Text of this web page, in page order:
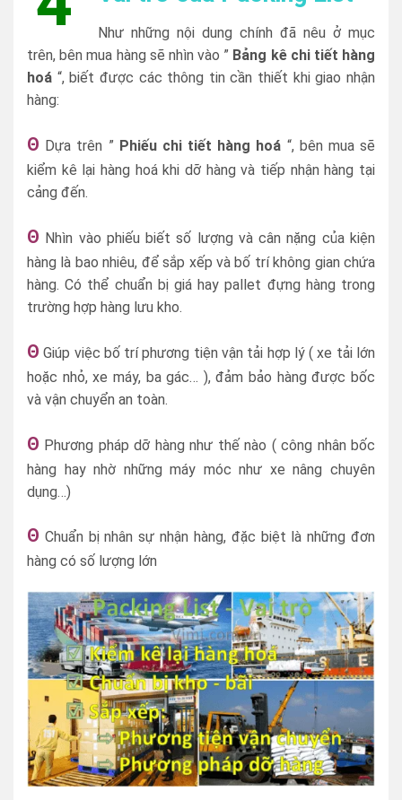
Như những nội dung chính đã nêu ở mục
trên, bên mua hàng sẽ nhìn vào ” Bảng kê chi tiết hàng
hoá “, biết được các thông tin cần thiết khi giao nhận
hàng:
Θ Dựa trên ” Phiếu chi tiết hàng hoá “, bên mua sẽ
kiểm kê lại hàng hoá khi dỡ hàng và tiếp nhận hàng tại
cảng đến.
Θ Nhìn vào phiếu biết số lượng và cân nặng của kiện
hàng là bao nhiêu, để sắp xếp và bố trí không gian chứa
hàng. Có thể chuẩn bị giá hay pallet đựng hàng trong
trường hợp hàng lưu kho.
Θ Giúp việc bố trí phương tiện vận tải hợp lý ( xe tải lớn
hoặc nhỏ, xe máy, ba gác… ), đảm bảo hàng được bốc
và vận chuyển an toàn.
Θ Phương pháp dỡ hàng như thế nào ( công nhân bốc
hàng hay nhờ những máy móc như xe nâng chuyên
dụng…)
Θ Chuẩn bị nhân sự nhận hàng, đặc biệt là những đơn
hàng có số lượng lớn